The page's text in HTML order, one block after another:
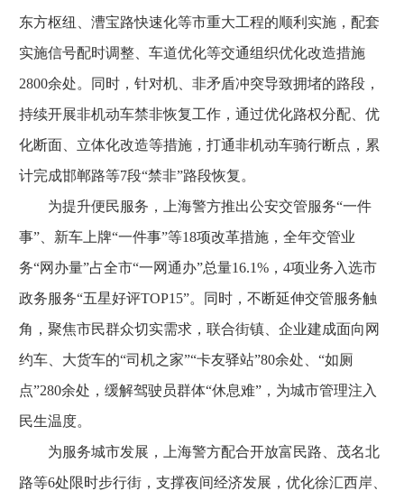
东方枢纽、漕宝路快速化等市重大工程的顺利实施，配套
实施信号配时调整、车道优化等交通组织优化改造措施
2800余处。同时，针对机、非矛盾冲突导致拥堵的路段，
持续开展非机动车禁非恢复工作，通过优化路权分配、优
化断面、立体化改造等措施，打通非机动车骑行断点，累
计完成邯郸路等7段“禁非”路段恢复。
为提升便民服务，上海警方推出公安交管服务“一件
事”、新车上牌“一件事”等18项改革措施，全年交管业
务“网办量”占全市“一网通办”总量16.1%，4项业务入选市
政务服务“五星好评TOP15”。同时，不断延伸交管服务触
角，聚焦市民群众切实需求，联合街镇、企业建成面向网
约车、大货车的“司机之家”“卡友驿站”80余处、“如厕
点”280余处，缓解驾驶员群体“休息难”，为城市管理注入
民生温度。
为服务城市发展，上海警方配合开放富民路、茂名北
路等6处限时步行街，支撑夜间经济发展，优化徐汇西岸、